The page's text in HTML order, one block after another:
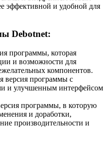
эффективной и удобной для
Debotnet:
программы, которая
и возможности для
компонентов.
версия программы с
и улучшенным интерфейсом
программы, в которую
и доработки,
производительности и